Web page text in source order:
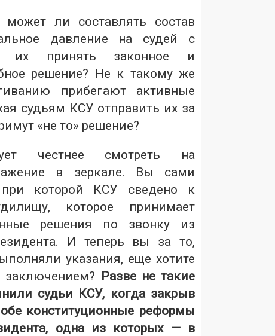
ли составлять состав
давление на судей с
их принять законное и
решение? Не к такому же
прибегают активные
судьям КСУ отправить их за
«не то» решение?
честнее смотреть на
в зеркале. Вы сами
при которой КСУ сведено к
которое принимает
решения по звонку из
И теперь вы за то,
указания, еще хотите
заключением? Разве не такие
судьи КСУ, когда закрыв
конституционные реформы
одна из которых — в